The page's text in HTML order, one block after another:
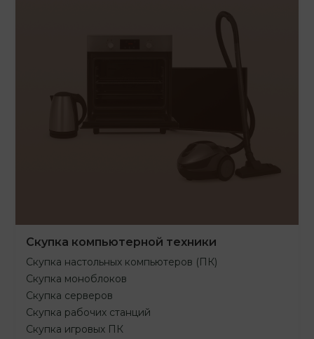
Скупка компьютерной техники
Скупка настольных компьютеров (ПК)
Скупка моноблоков
Скупка серверов
Скупка рабочих станций
Скупка игровых ПК